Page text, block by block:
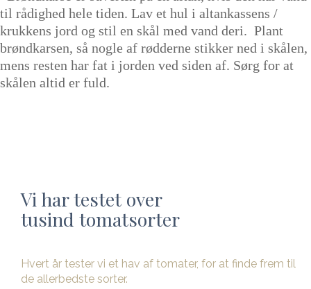
til rådighed hele tiden. Lav et hul i altankassens /
krukkens jord og stil en skål med vand deri. Plant
brøndkarsen, så nogle af rødderne stikker ned i skålen,
mens resten har fat i jorden ved siden af. Sørg for at
skålen altid er fuld.
Vi har testet over
tusind tomatsorter
Hvert år tester vi et hav af tomater, for at finde frem til
de allerbedste sorter.